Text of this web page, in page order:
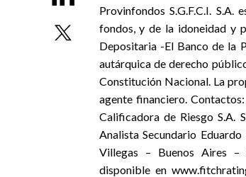
Provinfondos S.G.F.C.I.
fondos, y de la idoneidad y
Depositaria -El Banco de la
autárquica de derecho
Constitución Nacional. La
agente financiero.
Calificadora de Riesgo S.A.
Analista Secundario
Villegas – Buenos Aires –
disponible en